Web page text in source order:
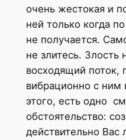
очень жестокая и
ней только когда
не получается.
не злитесь. Злость
восходящий поток,
вибрационно с
этого, есть одно
обстоятельство:
действительно Вас